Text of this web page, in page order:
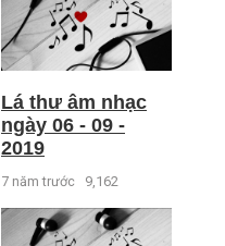
Lá thư âm nhạc
ngày 06 - 09 -
2019
7 năm trước 9,162